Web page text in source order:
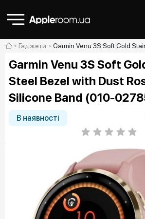
Гаджети Garmin Venu 3S Soft Gold
Garmin Venu 3S Soft
Steel Bezel with Dust
Silicone Band (010-
В наявності